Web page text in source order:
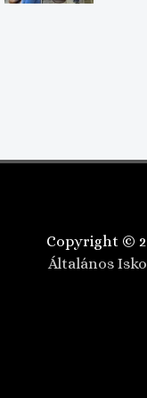
Copyright ©
Általános